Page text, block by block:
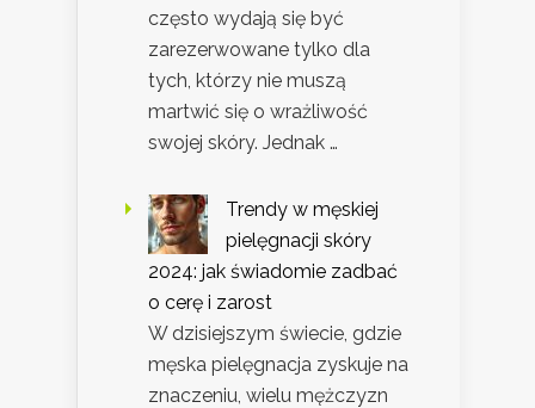
często wydają się być
zarezerwowane tylko dla
tych, którzy nie muszą
martwić się o wrażliwość
swojej skóry. Jednak …
Trendy w męskiej
pielęgnacji skóry
2024: jak świadomie zadbać
o cerę i zarost
W dzisiejszym świecie, gdzie
męska pielęgnacja zyskuje na
znaczeniu, wielu mężczyzn